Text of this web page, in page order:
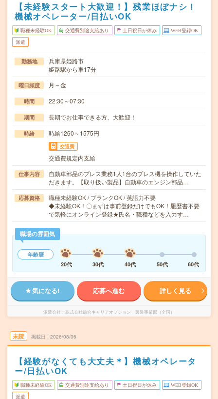
【未経験スタート大歓迎！】残業ほぼナシ！
機械オペレーター/日払いOK
職種未経験OK 交通費別途支給あり 土日祝日が休み WEB登録OK
派遣
勤務地
兵庫県姫路市
姫路駅から車17分
曜日頻度 月～金
時間 22:30～07:30
期間 長期でお仕事できる方、大歓迎！
時給 時給1260～1575円
交通費
交通費規定内支給
仕事内容
自動車部品のプレス業務1人1台のプレス機を操作していた
だきます。【取り扱い製品】自動車のエンジン部品…
応募資格
職種未経験OK / ブランクOK / 英語力不要
◆未経験OK！〇まずは事前登録だけでもOK！履歴書不要
で気軽にオンライン登録★氏名・職種などを入力す…
職場の雰囲気
年齢層
20代
30代 40代 50代 60代
気になる! 応募へ進む 詳しく見る
派遣会社 株式会社綜合キャリアオプション 製造事業部（全国）
未読 掲載日 2026/08/06
【経験がなくても大丈夫＊】機械オペレータ
ー/日払いOK
職種未経験OK 交通費別途支給あり 土日祝日が休み WEB登録OK
派遣